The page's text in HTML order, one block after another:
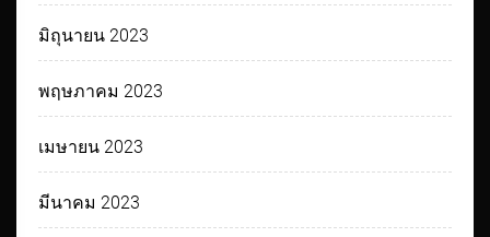
มิถุนายน 2023
พฤษภาคม 2023
เมษายน 2023
มีนาคม 2023